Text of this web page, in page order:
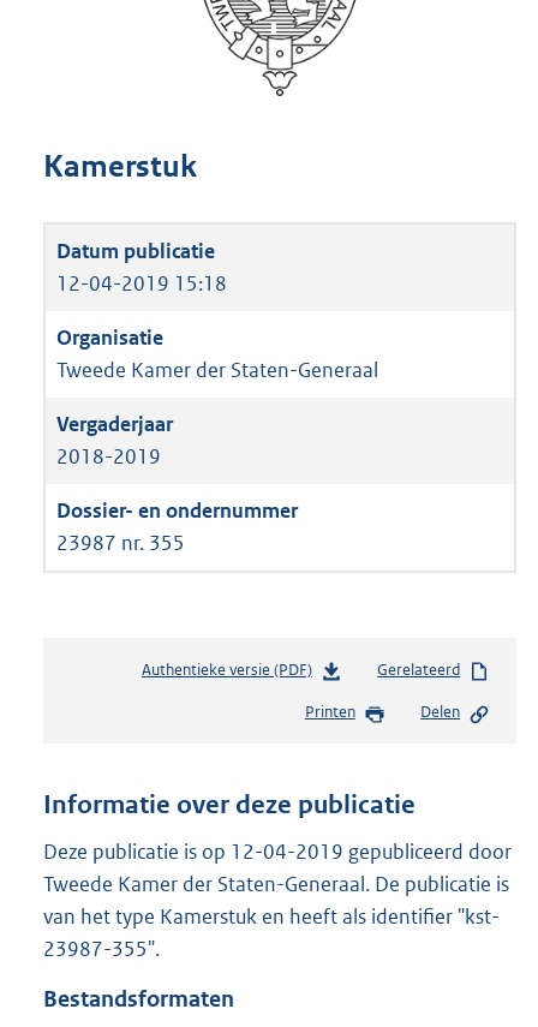
Kamerstuk
12-04-2019 15:18
Tweede Kamer der Staten-Generaal
2018-2019
23987 nr. 355
Authentieke versie (PDF)b
s
n
s
r
o
Gerelateerd
Printen Delen
Informatie over deze publicatie
Deze publicatie is op 12-04-2019 gepubliceerd door
Tweede Kamer der Staten-Generaal. De publicatie is
van het type Kamerstuk en heeft als identifier "kst-
23987-355".
Bestandsformaten